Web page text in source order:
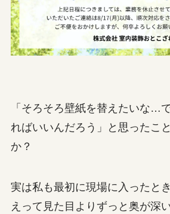
「そろそろ壁紙を替えたいな…
ればいいんだろう」と思ったこ
か？
実は私も最初に現場に入ったと
えって見た目よりずっと奥が深